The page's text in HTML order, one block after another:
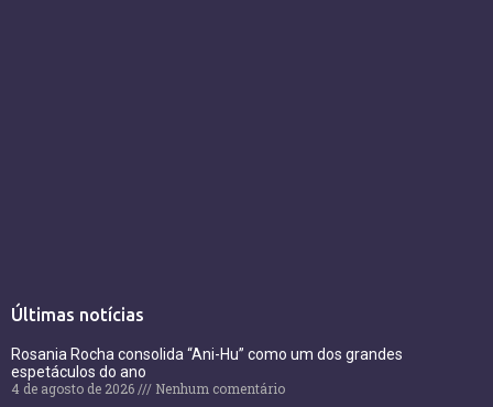
Últimas notícias
Rosania Rocha consolida “Ani-Hu” como um dos grandes
espetáculos do ano
4 de agosto de 2026
Nenhum comentário